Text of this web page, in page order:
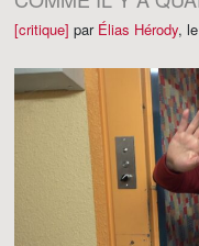
[critique] par Élias Hérody,